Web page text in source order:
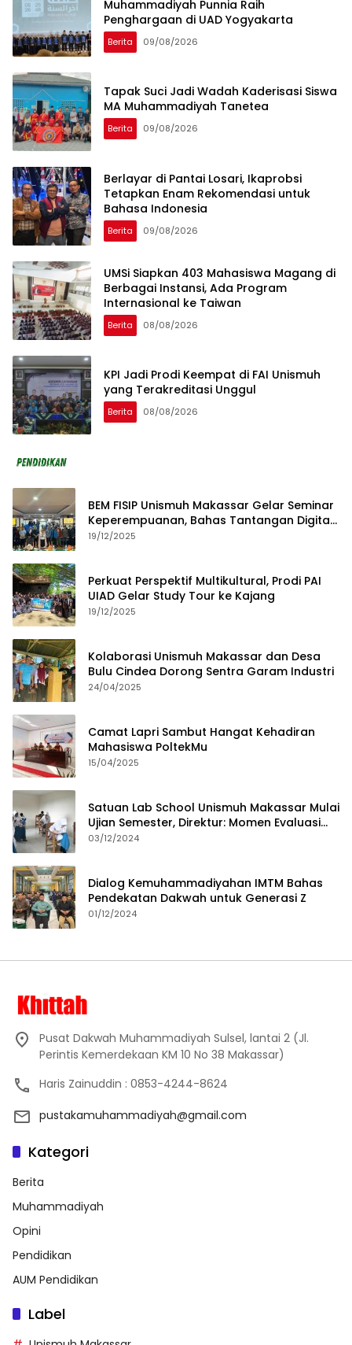
Muhammadiyah Punnia Raih
Penghargaan di UAD Yogyakarta
Berita 09/08/2026
Tapak Suci Jadi Wadah Kaderisasi Siswa
MA Muhammadiyah Tanetea
Berita 09/08/2026
Berlayar di Pantai Losari, Ikaprobsi
Tetapkan Enam Rekomendasi untuk
Bahasa Indonesia
Berita 09/08/2026
UMSi Siapkan 403 Mahasiswa Magang di
Berbagai Instansi, Ada Program
Internasional ke Taiwan
Berita 08/08/2026
KPI Jadi Prodi Keempat di FAI Unismuh
yang Terakreditasi Unggul
Berita 08/08/2026
BEM FISIP Unismuh Makassar Gelar Seminar
Keperempuanan, Bahas Tantangan Digital
dan Budaya Lokal
19/12/2025
Perkuat Perspektif Multikultural, Prodi PAI
UIAD Gelar Study Tour ke Kajang
19/12/2025
Kolaborasi Unismuh Makassar dan Desa
Bulu Cindea Dorong Sentra Garam Industri
24/04/2025
Camat Lapri Sambut Hangat Kehadiran
Mahasiswa PoltekMu
15/04/2025
Satuan Lab School Unismuh Makassar Mulai
Ujian Semester, Direktur: Momen Evaluasi
Proses Pembelajaran
03/12/2024
Dialog Kemuhammadiyahan IMTM Bahas
Pendekatan Dakwah untuk Generasi Z
01/12/2024
Pusat Dakwah Muhammadiyah Sulsel, lantai 2 (Jl.
Perintis Kemerdekaan KM 10 No 38 Makassar)
Haris Zainuddin : 0853-4244-8624
pustakamuhammadiyah@gmail.com
Kategori
Berita
Muhammadiyah
Opini
Pendidikan
AUM Pendidikan
Label